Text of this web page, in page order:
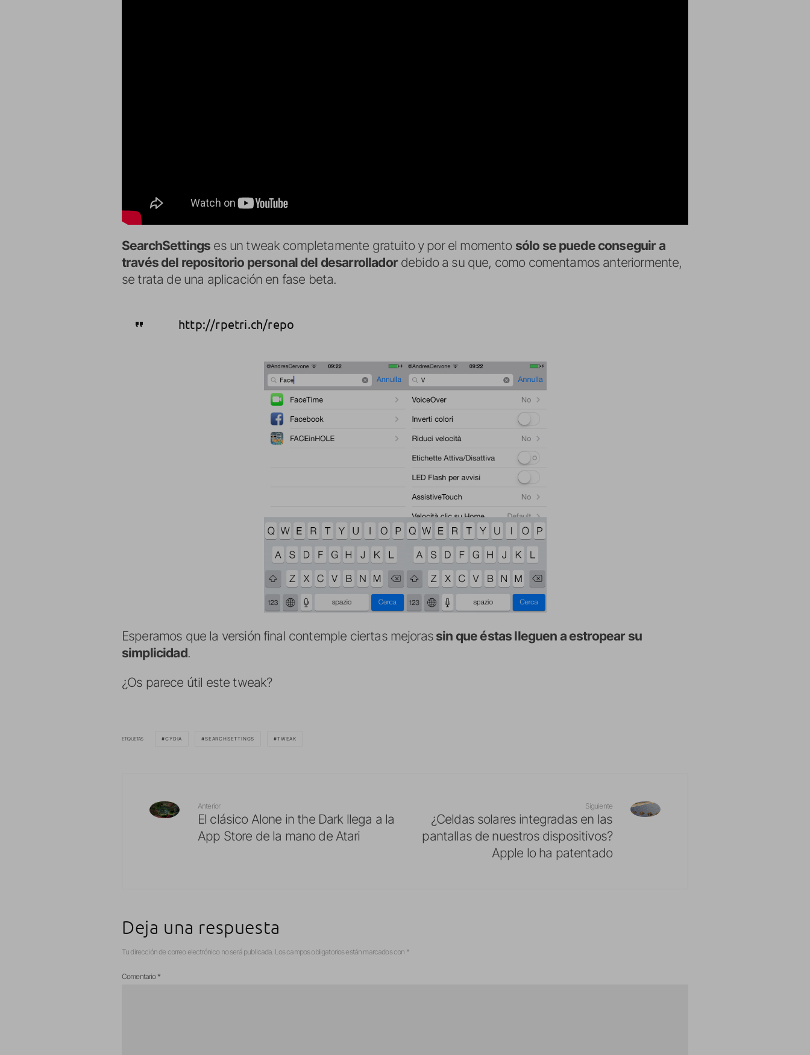
SearchSettings es un tweak completamente gratuito y por el momento sólo se puede conseguir a
través del repositorio personal del desarrolladordebido a su que, como comentamos anteriormente,
se trata de una aplicación en fase beta.
http://rpetri.ch/repo
Esperamos que la versión final contemple ciertas mejorassin que éstas lleguen a estropear su
simplicidad.
¿Os parece útil este tweak?
ETIQUETAS CYDIA SEARCHSETTINGS TWEAK
Anterior
El clásico Alone in the Dark llega a la
App Store de la mano de Atari
Siguiente
¿Celdas solares integradas en las
pantallas de nuestros dispositivos?
Apple lo ha patentado
Deja una respuesta
Tu dirección de correo electrónico no será publicada. Los campos obligatorios están marcados con *
Comentario *